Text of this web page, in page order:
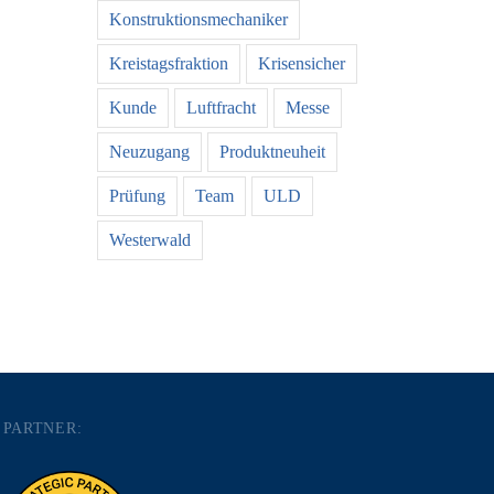
Konstruktionsmechaniker
Kreistagsfraktion Krisensicher
Kunde Luftfracht Messe
Neuzugang Produktneuheit
Prüfung Team ULD
Westerwald
PARTNER: